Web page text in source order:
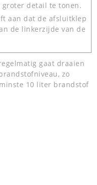
detail te tonen.
aan dat de afsluitklep
de linkerzijde van de
gaat draaien
zo
10 liter brandstof